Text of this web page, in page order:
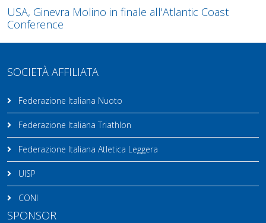
USA, Ginevra Molino in finale all'Atlantic Coast
Conference
SOCIETÀ AFFILIATA
Federazione Italiana Nuoto
Federazione Italiana Triathlon
Federazione Italiana Atletica Leggera
UISP
CONI
SPONSOR